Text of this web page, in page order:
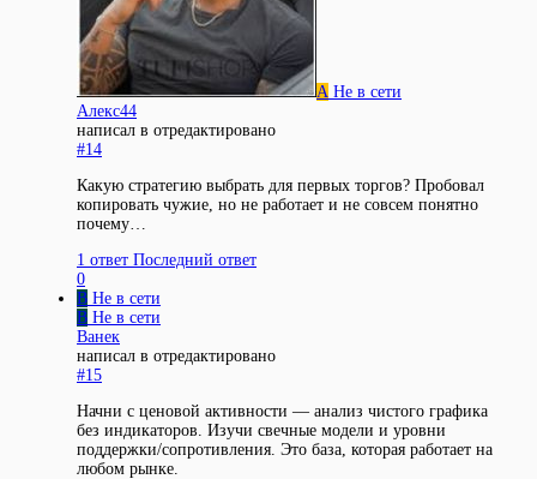
А Не в сети
Алекс44
написал в отредактировано
#14
Какую стратегию выбрать для первых торгов? Пробовал
копировать чужие, но не работает и не совсем понятно
почему…
1 ответ Последний ответ
0
В Не в сети
В Не в сети
Ванек
написал в отредактировано
#15
Начни с ценовой активности — анализ чистого графика
без индикаторов. Изучи свечные модели и уровни
поддержки/сопротивления. Это база, которая работает на
любом рынке.